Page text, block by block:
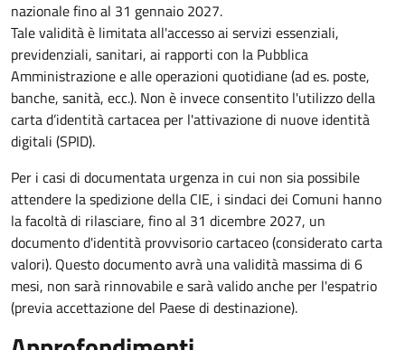
nazionale fino al 31 gennaio 2027.
Tale validità è limitata all'accesso ai servizi essenziali,
previdenziali, sanitari, ai rapporti con la Pubblica
Amministrazione e alle operazioni quotidiane (ad es. poste,
banche, sanità, ecc.). Non è invece consentito l'utilizzo della
carta d’identità cartacea per l'attivazione di nuove identità
digitali (SPID).
Per i casi di documentata urgenza in cui non sia possibile
attendere la spedizione della CIE, i sindaci dei Comuni hanno
la facoltà di rilasciare, fino al 31 dicembre 2027, un
documento d'identità provvisorio cartaceo (considerato carta
valori). Questo documento avrà una validità massima di 6
mesi, non sarà rinnovabile e sarà valido anche per l'espatrio
(previa accettazione del Paese di destinazione).